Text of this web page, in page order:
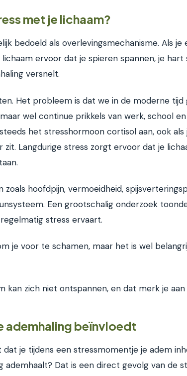
met je lichaam?
bedoeld als overlevingsmechanisme. Als je
ervoor dat je spieren spannen, je hart
versnelt.
Het probleem is dat we in de moderne tijd
wel continue prikkels van werk, school
het stresshormoon cortisol aan, ook als
Langdurige stress zorgt ervoor dat je
hoofdpijn, vermoeidheid,
Een grootschalig onderzoek
stress ervaart.
je voor te schamen, maar het is wel
kan zich niet ontspannen, en dat merk je aan
ademhaling beïnvloedt
je tijdens een stressmomentje je adem
ademhaalt? Dat is een direct gevolg van de